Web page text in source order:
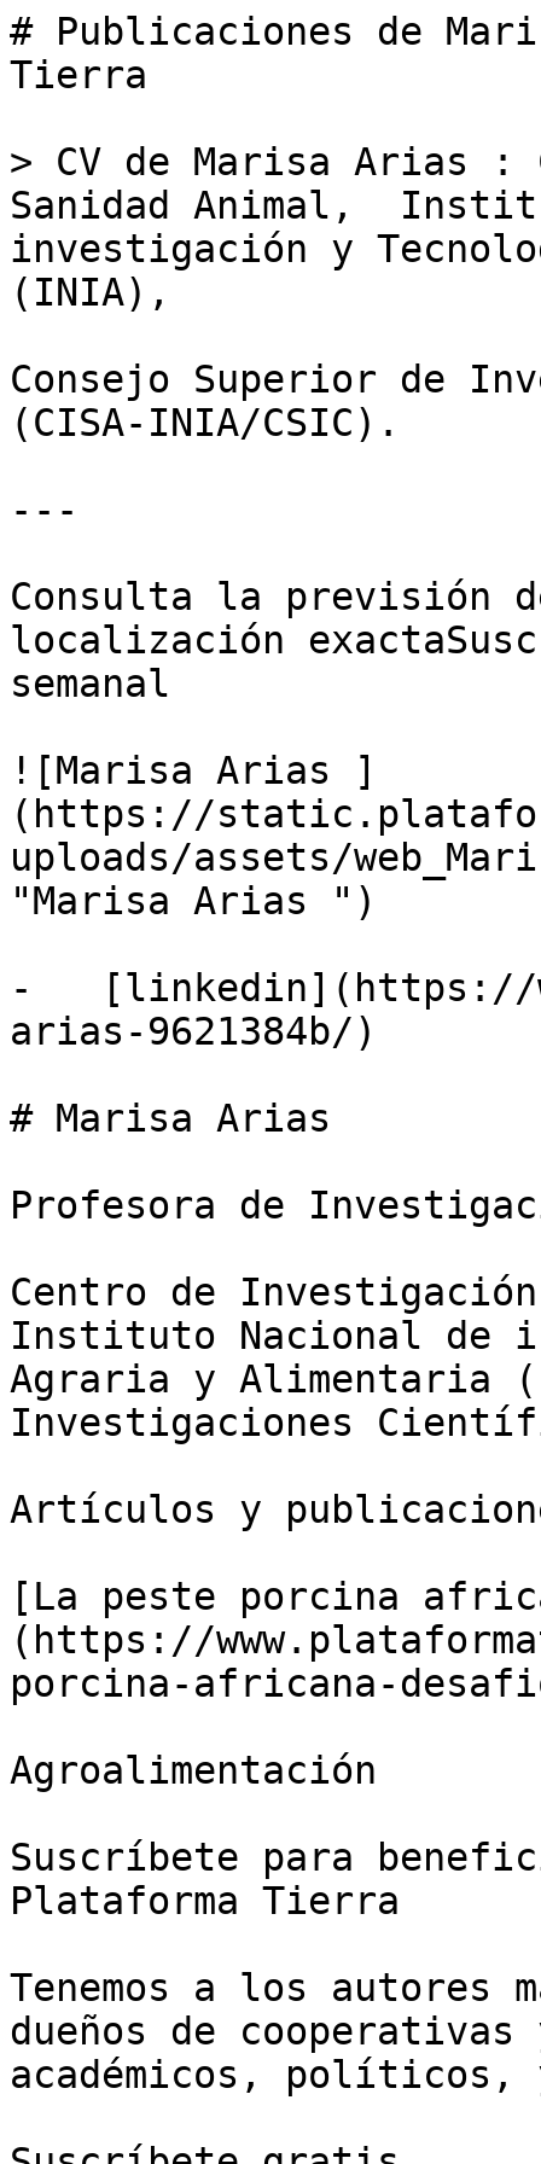
# Publicaciones de
Tierra
> CV de Marisa Arias :
Sanidad Animal,
investigación y
(INIA),
Consejo Superior de
(CISA-INIA/CSIC).
---
Consulta la previsión
localización
semanal
![Marisa Arias ]
(https://
uploads/assets/
"Marisa Arias ")
-   [linkedin](https://
arias-9621384b/)
# Marisa Arias
Profesora de
Centro de
Instituto Nacional de
Agraria y Alimentaria
Investigaciones
Artículos y
[La peste porcina
(https://
porcina-africana-
Agroalimentación
Suscríbete para
Plataforma Tierra
Tenemos a los autores
dueños de cooperativas
académicos, políticos,